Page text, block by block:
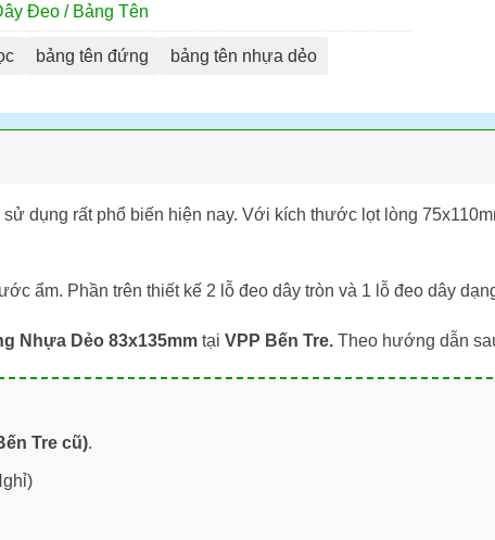
Đeo / Bảng Tên
bảng tên đứng bảng tên nhựa dẻo
dụng rất phổ biến hiện nay. Với kích thước lọt lòng
ẩm. Phần trên thiết kế 2 lỗ đeo dây tròn và 1 lỗ đeo dây
Nhựa Dẻo 83x135mmtại VPP Bến Tre.Theo hướng dẫn
Tre cũ).